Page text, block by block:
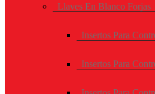
Llaves En Blanco Forjas
Insertos Para
Insertos Para